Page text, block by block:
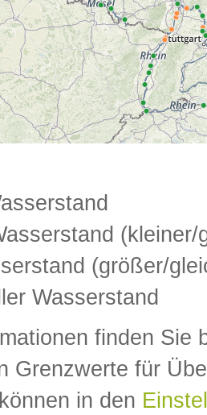
(kleiner/
(größer/
Wasserstand
finden Sie
Grenzwerte für
in den